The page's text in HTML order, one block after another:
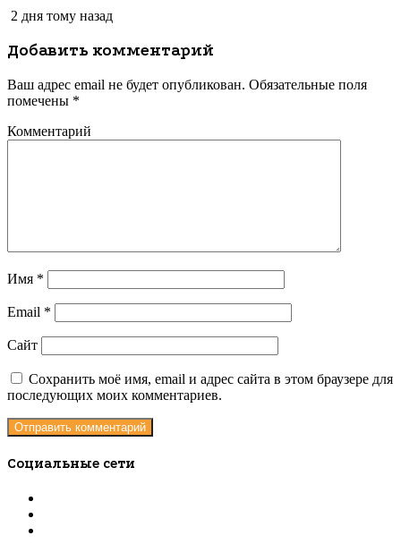
2 дня тому назад
Добавить комментарий
Ваш адрес email не будет опубликован. Обязательные поля
помечены *
Комментарий
Имя *
Email *
Сайт
Сохранить моё имя, email и адрес сайта в этом браузере для
последующих моих комментариев.
Социальные сети